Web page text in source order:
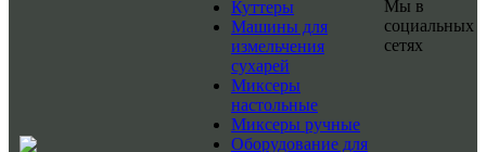
Куттеры
Машины для
измельчения
сухарей
Миксеры
настольные
Миксеры ручные
Оборудование для
Мы в
социальных
сетях